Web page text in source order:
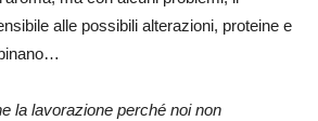
alle possibili alterazioni, proteine e
la lavorazione perché noi non